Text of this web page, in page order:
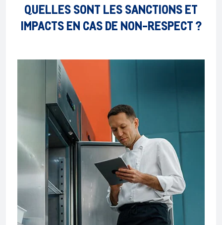
QUELLES SONT LES SANCTIONS ET
IMPACTS EN CAS DE NON-RESPECT ?